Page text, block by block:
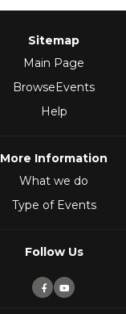
Sitemap
Main Page
BrowseEvents
Help
More Information
What we do
Type of Events
Follow Us